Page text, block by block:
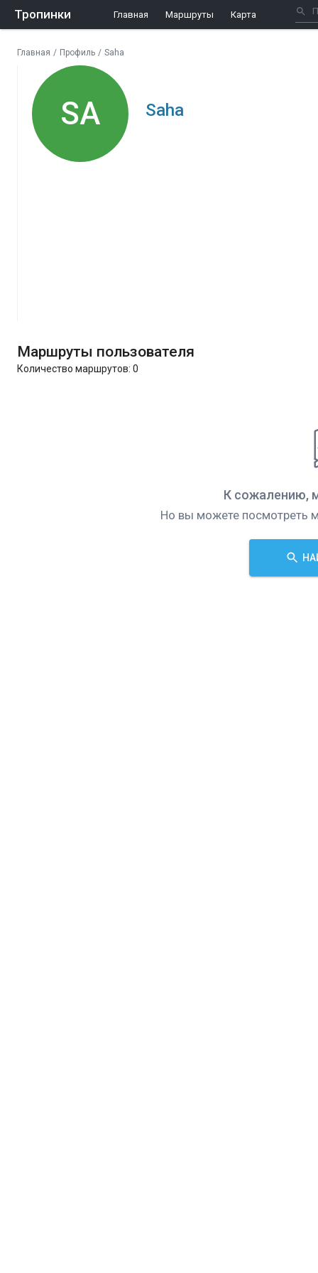
Тропинки Главная Маршруты Карта
Главная / Профиль / Saha
SA Saha
Маршруты пользователя
Количество маршрутов: 0
К сожалению,
Но вы можете посмотреть